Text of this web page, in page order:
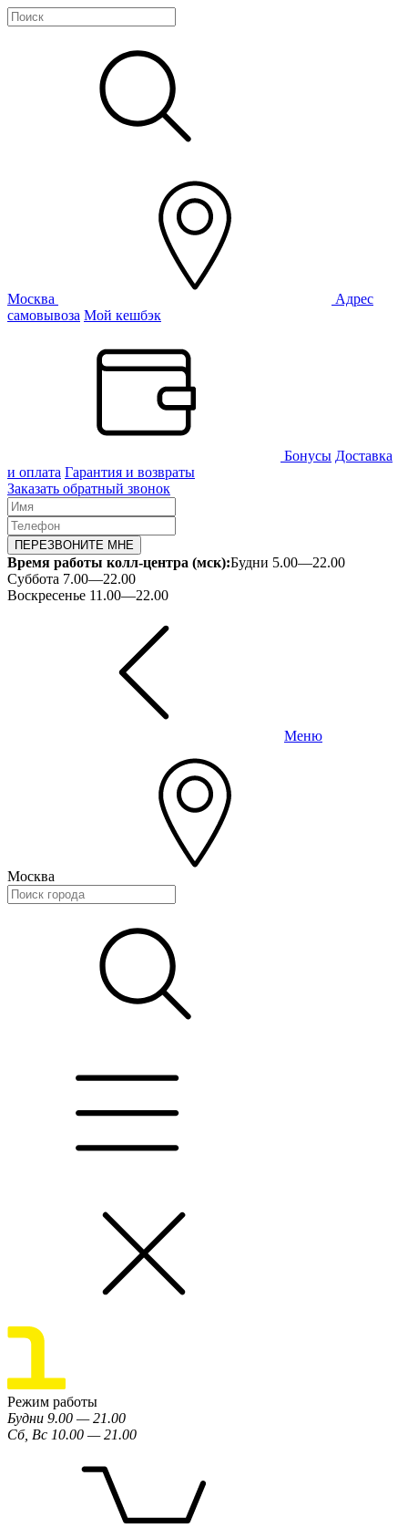
Москва
Адрес
самовывоза Мой кешбэк
Бонусы Доставка
и оплата Гарантия и возвраты
Заказать обратный звонок
ПЕРЕЗВОНИТЕ МНЕ
Время работы колл-центра (мск):Будни 5.00—22.00
Суббота 7.00—22.00
Воскресенье 11.00—22.00
Меню
Москва
Режим работы
Будни 9.00 — 21.00
Сб, Вс 10.00 — 21.00